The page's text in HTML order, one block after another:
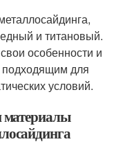
и титановый.
особенности и
подходящим для
условий.
материалы